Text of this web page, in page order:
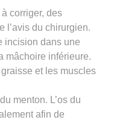
corriger, des
l’avis du chirurgien.
incision dans une
mâchoire inférieure.
et les muscles
menton. L’os du
afin de